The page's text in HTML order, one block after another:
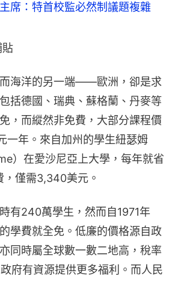
席：特首校監必然制議題複雜
貼
海洋的另一端——歐洲，卻是求
括德國、瑞典、蘇格蘭、丹麥等
，而縱然非免費，大部分課程價
一年。來自加州的學生紐瑟姆
）在愛沙尼亞上大學，每年就省
，僅需3,340美元。
有240萬學生，然而自1971年
學費就全免。低廉的價格源自政
同時屬全球數一數二地高，稅率
府有資源提供更多福利。而人民